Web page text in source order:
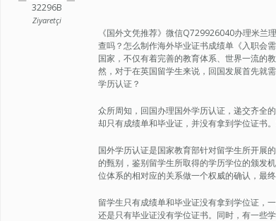
32296B
Ziyaretçi
《国外文凭推荐》微信Q729926040办理米
查吗？怎么制作海外毕业证书成绩单《入职会
国家，不仅有着完善的教育体系、世界一流的
然，对于在英国留学生来说，回国发展首先就
学历认证？
众所周知，回国办理国外学历认证，递交齐全
却只有成绩单和毕业证，并没有拿到学位证书
国外学历认证是国家教育部针对留学生所开展
的甄别，鉴别留学生所取得的学历学位的颁发
位体系的相对应的关系做一个权威的确认，最终
留学生只有成绩单和毕业证没有拿到学位证，
还是只有毕业证没有学位证书。同时，有一些